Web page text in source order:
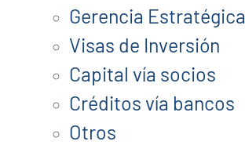
Gerencia Estratégica
Visas de Inversión
Capital vía socios
Créditos vía bancos
Otros